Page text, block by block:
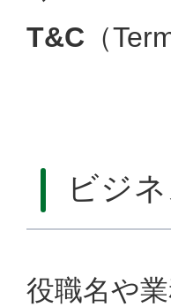
T&C （
ビジ
役職名や